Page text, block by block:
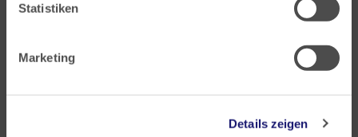
Statistiken
Marketing
Details zeigen
Landesärztekammer Hessen
60314 Frankfurt
Postfach 60 05 66